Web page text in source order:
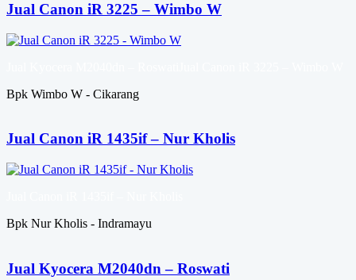
Jual Canon iR 3225 – Wimbo W
Bpk Wimbo W - Cikarang
Jual Canon iR 1435if – Nur Kholis
Bpk Nur Kholis - Indramayu
Jual Kyocera M2040dn – Roswati